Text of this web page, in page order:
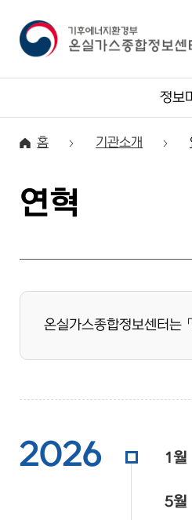
정보
홈 기관소개
연혁
온실가스종합정보센터는
2026 1월
5월